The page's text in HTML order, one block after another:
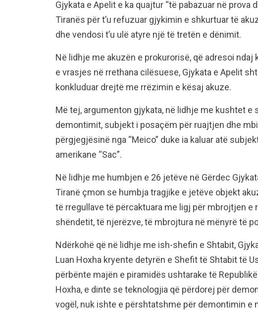
Gjykata e Apelit e ka quajtur “të pabazuar në prova
Tiranës për t’u refuzuar gjykimin e shkurtuar të
dhe vendosi t’u ulë atyre një të tretën e dënimit.
Në lidhje me akuzën e prokurorisë, që adresoi
e vrasjes në rrethana cilësuese, Gjykata e Apelit
konkluduar drejtë me rrëzimin e kësaj akuze.
Më tej, argumenton gjykata, në lidhje me kushtet e
demontimit, subjekt i posaçëm për ruajtjen dhe
përgjegjësinë nga “Meico” duke ia kaluar atë
amerikane “Sac”.
Në lidhje me humbjen e 26 jetëve në Gërdec
Tiranë çmon se humbja tragjike e jetëve objekt
të rregullave të përcaktuara me ligj për mbrojtjen e
shëndetit, të njerëzve, të mbrojtura në mënyrë të
Ndërkohë që në lidhje me ish-shefin e Shtabit,
Luan Hoxha kryente detyrën e Shefit të Shtabit të
përbënte majën e piramidës ushtarake të
Hoxha, e dinte se teknologjia që përdorej për
vogël, nuk ishte e përshtatshme për demontimin e